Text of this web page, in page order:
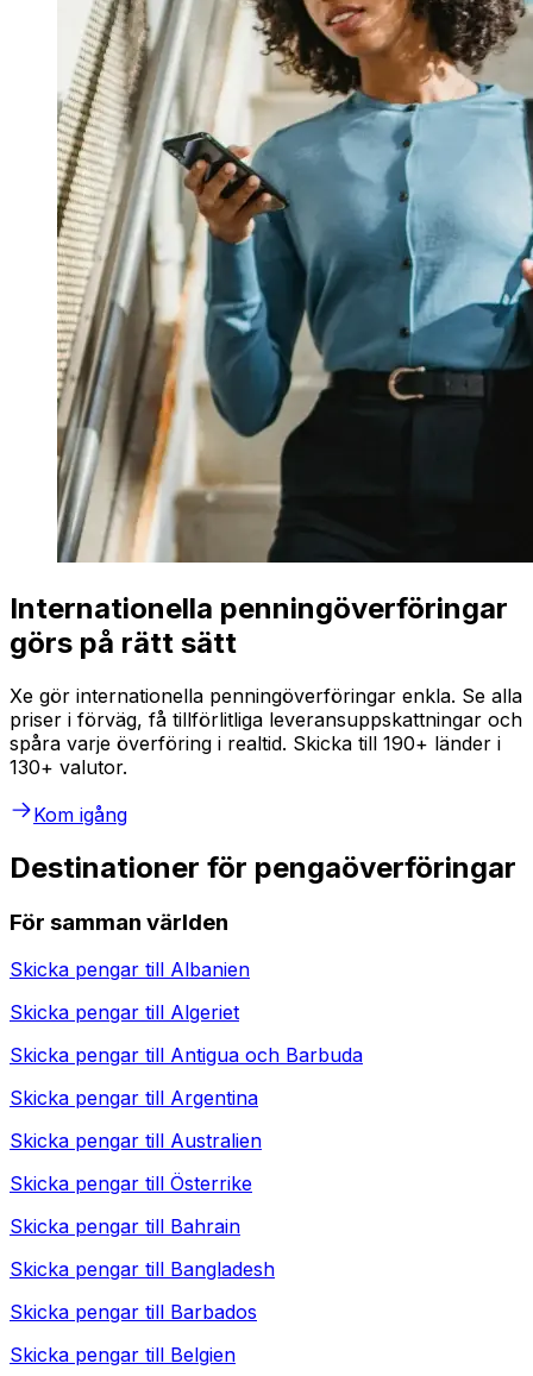
Internationella penningöverföringar
görs på rätt sätt
Xe gör internationella penningöverföringar enkla. Se alla
priser i förväg, få tillförlitliga leveransuppskattningar och
spåra varje överföring i realtid. Skicka till 190+ länder i
130+ valutor.
Kom igång
Destinationer för pengaöverföringar
För samman världen
Skicka pengar till Albanien
Skicka pengar till Algeriet
Skicka pengar till Antigua och Barbuda
Skicka pengar till Argentina
Skicka pengar till Australien
Skicka pengar till Österrike
Skicka pengar till Bahrain
Skicka pengar till Bangladesh
Skicka pengar till Barbados
Skicka pengar till Belgien